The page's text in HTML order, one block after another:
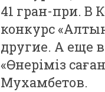
41 гран-при. В
конкурс
другие. А еще
«Өнеріміз
Мухамбетов.